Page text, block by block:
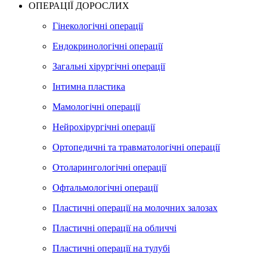
ОПЕРАЦІЇ ДОРОСЛИХ
Гінекологічні операції
Ендокринологічні операції
Загальні хірургічні операції
Інтимна пластика
Мамологічні операції
Нейрохірургічні операції
Ортопедичні та травматологічні операції
Отоларингологічні операції
Офтальмологічні операції
Пластичні операції на молочних залозах
Пластичні операції на обличчі
Пластичні операції на тулубі